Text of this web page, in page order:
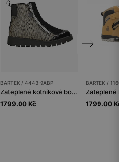
BARTEK / 4443-9ABP
Zateplené kotníkové boty BARTEK 4443-9ABP pro dívky, béžovo-černé
1799.00 Kč
BARTEK /
1799.00